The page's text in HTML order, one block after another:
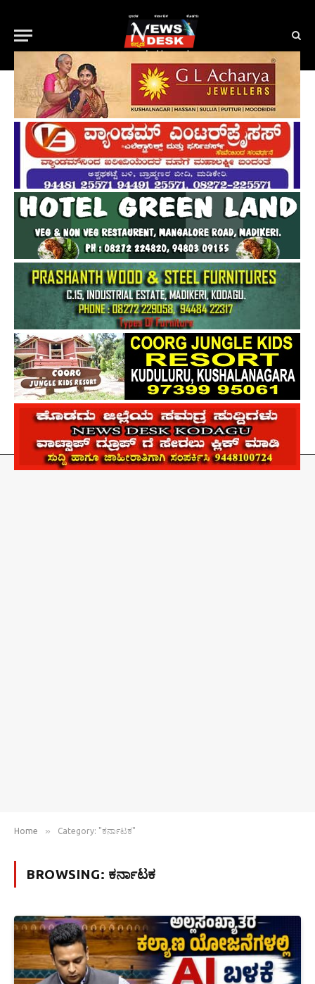
Home » Category: "ಕರ್ನಾಟಕ"
BROWSING: ಕರ್ನಾಟಕ